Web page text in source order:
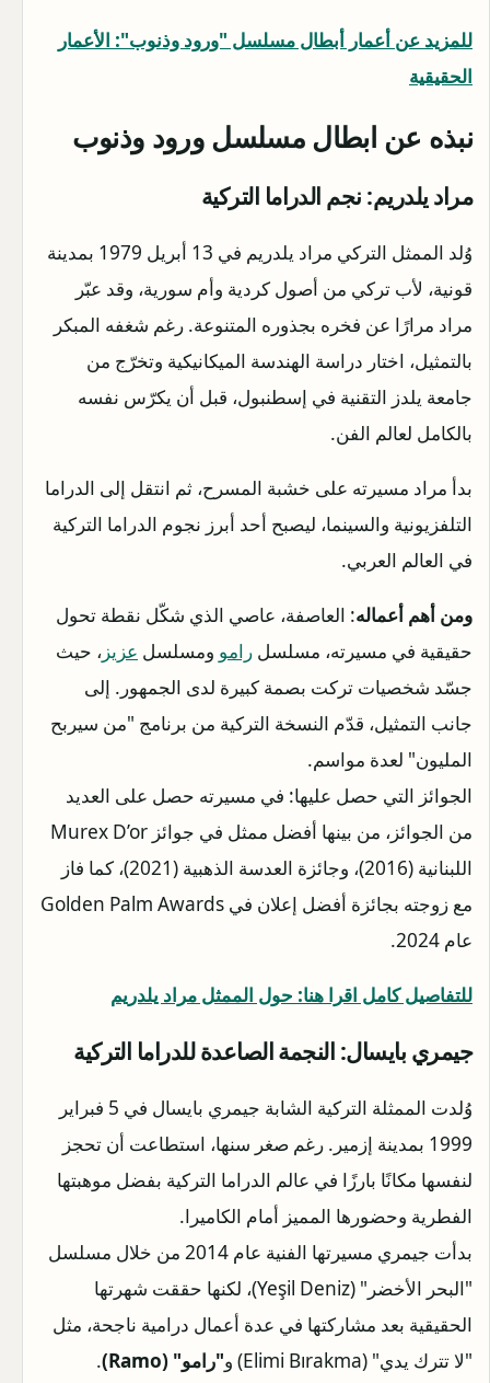
للمزيد عن أعمار أبطال مسلسل "ورود وذنوب": الأعمار
الحقيقية
نبذه عن ابطال مسلسل ورود وذنوب
مراد يلدريم: نجم الدراما التركية
وُلد الممثل التركي مراد يلدريم في 13 أبريل 1979 بمدينة
قونية، لأب تركي من أصول كردية وأم سورية، وقد عبّر
مراد مرارًا عن فخره بجذوره المتنوعة. رغم شغفه المبكر
بالتمثيل، اختار دراسة الهندسة الميكانيكية وتخرّج من
جامعة يلدز التقنية في إسطنبول، قبل أن يكرّس نفسه
بالكامل لعالم الفن.
بدأ مراد مسيرته على خشبة المسرح، ثم انتقل إلى الدراما
التلفزيونية والسينما، ليصبح أحد أبرز نجوم الدراما التركية
في العالم العربي.
ومن أهم أعماله: العاصفة، عاصي الذي شكّل نقطة تحول
حقيقية في مسيرته، مسلسل رامو ومسلسل عزيز ، حيث
جسّد شخصيات تركت بصمة كبيرة لدى الجمهور. إلى
جانب التمثيل، قدّم النسخة التركية من برنامج "من سيربح
المليون" لعدة مواسم.
الجوائز التي حصل عليها: في مسيرته حصل على العديد
من الجوائز، من بينها أفضل ممثل في جوائز Murex D’or
اللبنانية (2016)، وجائزة العدسة الذهبية (2021)، كما فاز
مع زوجته بجائزة أفضل إعلان في Golden Palm Awards
عام 2024.
للتفاصيل كامل اقرا هنا: حول الممثل مراد يلدريم
جيمري بايسال: النجمة الصاعدة للدراما التركية
وُلدت الممثلة التركية الشابة جيمري بايسال في 5 فبراير
1999 بمدينة إزمير. رغم صغر سنها، استطاعت أن تحجز
لنفسها مكانًا بارزًا في عالم الدراما التركية بفضل موهبتها
الفطرية وحضورها المميز أمام الكاميرا.
بدأت جيمري مسيرتها الفنية عام 2014 من خلال مسلسل
"البحر الأخضر" (Yeşil Deniz)، لكنها حققت شهرتها
الحقيقية بعد مشاركتها في عدة أعمال درامية ناجحة، مثل
"لا تترك يدي" (Elimi Bırakma) و
"رامو" (Ramo)
.